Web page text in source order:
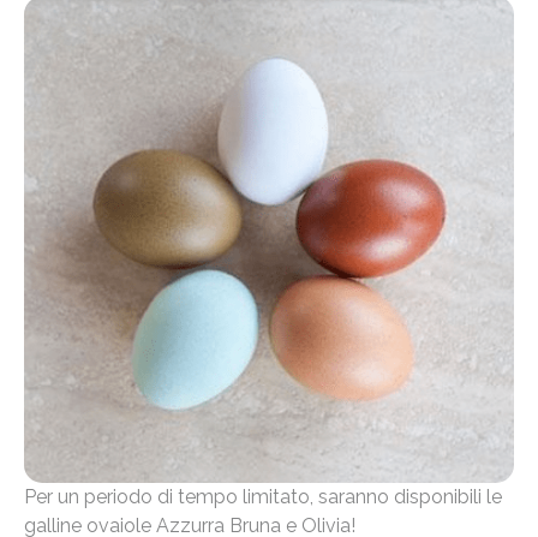
Per un periodo di tempo limitato, saranno disponibili le
galline ovaiole Azzurra Bruna e Olivia!